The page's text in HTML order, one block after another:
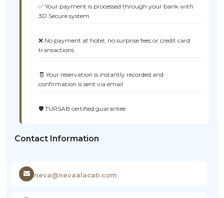
✅ Your payment is processed through your bank with
3D Secure system
❌ No payment at hotel, no surprise fees or credit card
transactions
🧾 Your reservation is instantly recorded and
confirmation is sent via email
🛡️ TÜRSAB certified guarantee
Contact Information
neva@nevaalacati.com